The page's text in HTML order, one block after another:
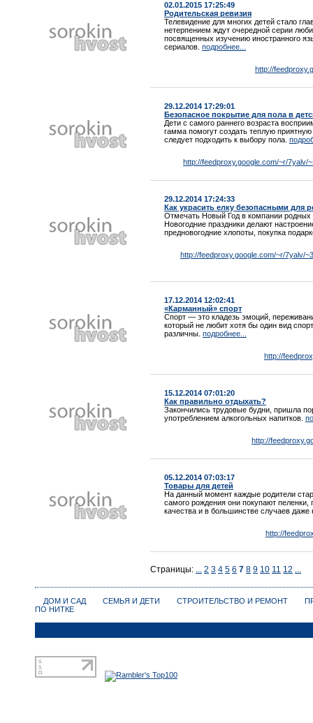
02.01.2015 17:25:49
Родительская ревизия
Телевидение для многих детей стало
нетерпением ждут очередной серии
посвященных изучению иностранного
сериалов. подробнее...
http://
29.12.2014 17:29:01
Безопасное покрытие для пола в
Дети с самого раннего возраста
гамма помогут создать теплую
следует подходить к выбору пола.
http://feedproxy.google.com/~r/
29.12.2014 17:24:33
Как украсить елку безопасными для
Отмечать Новый Год в компании родных
Новогодние праздники делают
предновогодние хлопоты, покупка
http://feedproxy.google.com/~r/7yalv/
17.12.2014 12:02:41
«Карманный» спорт
Спорт — это кладезь эмоций,
который не любит хотя бы один вид
различны. подробнее...
http://
15.12.2014 07:01:20
Как правильно отдыхать?
Закончились трудовые будни, пришла
употреблением алкогольных напитков.
http://
05.12.2014 07:03:17
Товары для детей
На данный момент каждые родители
самого рождения они покупают
качества и в большинстве случаев
http://
Страницы: ... 2 3 4 5 6 7 8 9 10 11 12 ...
ДОМ И САД СЕМЬЯ И ДЕТИ СТРОИТЕЛЬСТВО И РЕМОНТ
ПО НИТКЕ